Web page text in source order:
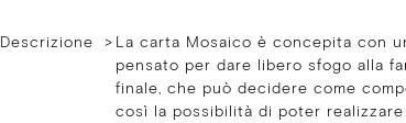
Descrizione > La carta Mosaico è concepita con
pensato per dare libero sfogo alla
finale, che può decidere come
così la possibilità di poter